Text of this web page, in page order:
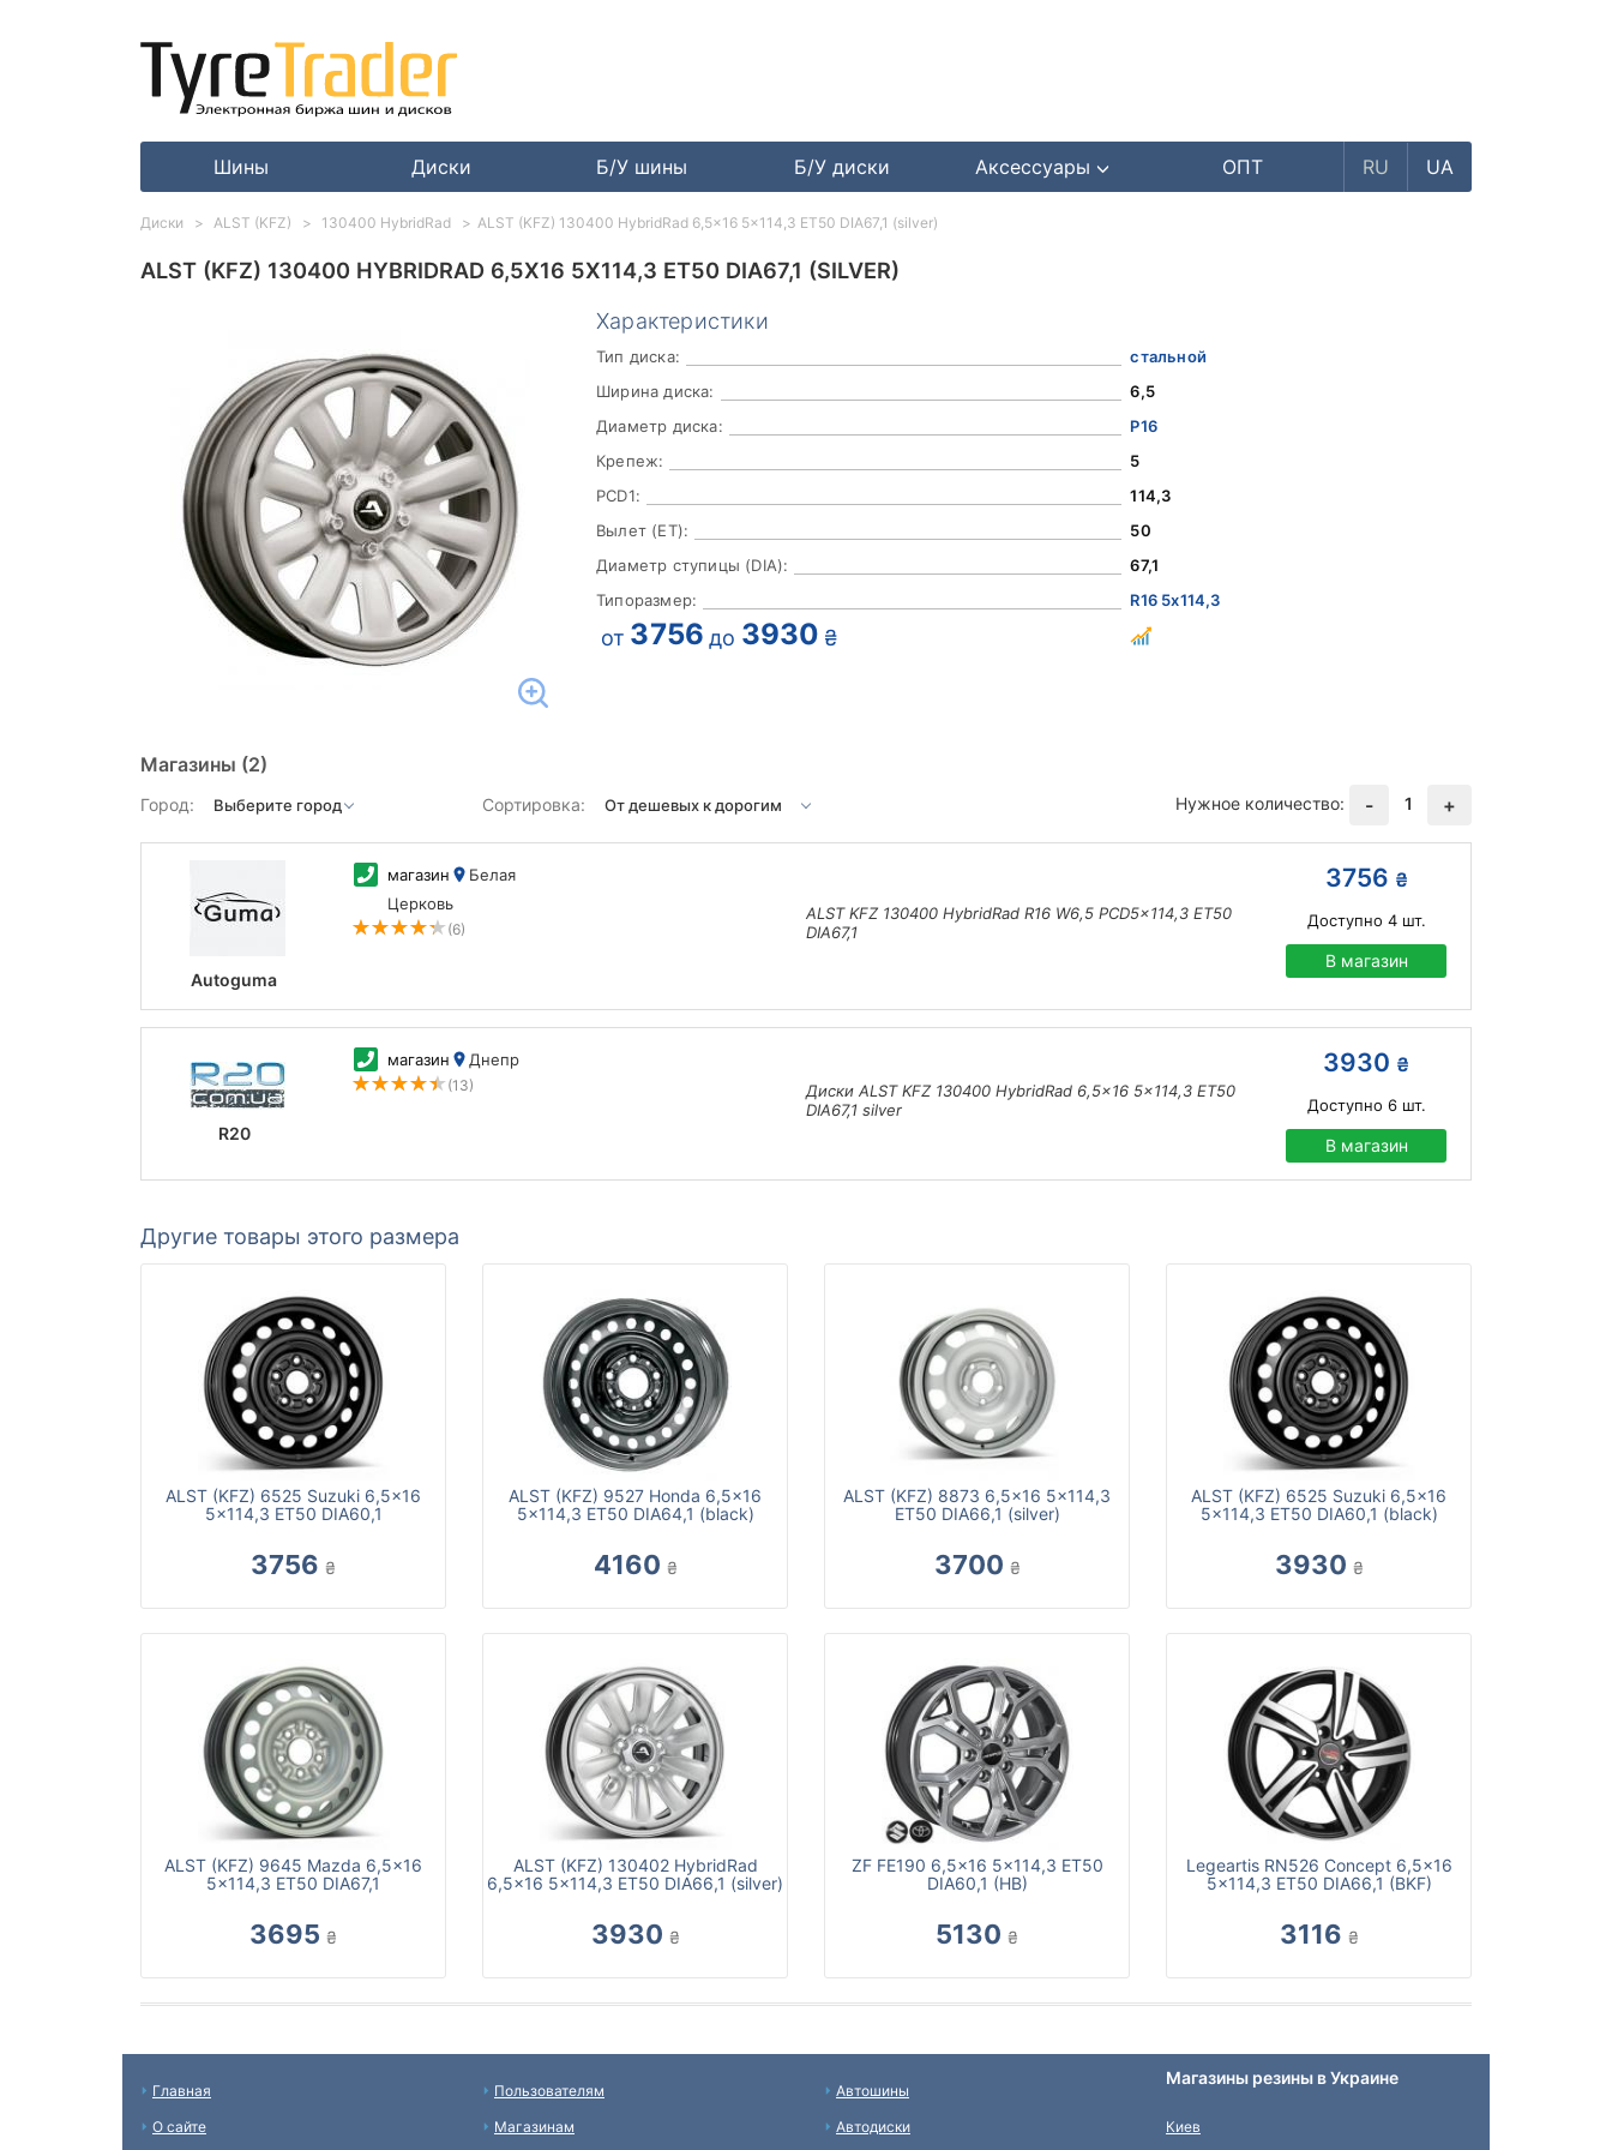
Шины Диски Б/У шины Б/У диски Аксессуары ОПТ RU UA
ALST (KFZ) 130400 HYBRIDRAD 6,5X16 5X114,3 ET50 DIA67,1 (SILVER)
Характеристики
Тип диска:
стальной
Ширина диска:
6,5
Диаметр диска:
Р16
Крепеж:
5
PCD1:
114,3
Вылет (ET):
50
Диаметр ступицы (DIA):
67,1
Типоразмер:
R16 5x114,3
от 3756 до 3930 ₴
Магазины (2)
Город: Сортировка: Нужное количество: - 1 +
Autoguma
магазин
Белая
Церковь
(6)
ALST KFZ 130400 HybridRad R16 W6,5 PCD5x114,3 ET50
DIA67,1
3756 ₴
Доступно 4шт.
В магазин
R20
магазин Днепр
(13)
Диски ALST KFZ 130400 HybridRad 6,5x16 5x114,3 ET50
DIA67,1 silver
3930 ₴
Доступно 6шт.
В магазин
Другие товары этого размера
ALST (KFZ) 6525 Suzuki 6,5x16
5x114,3 ET50 DIA60,1
3756 ₴
ALST (KFZ) 9527 Honda 6,5x16
5x114,3 ET50 DIA64,1 (black)
4160 ₴
ALST (KFZ) 8873 6,5x16 5x114,3
ET50 DIA66,1 (silver)
3700 ₴
ALST (KFZ) 6525 Suzuki 6,5x16
5x114,3 ET50 DIA60,1 (black)
3930 ₴
ALST (KFZ) 9645 Mazda 6,5x16
5x114,3 ET50 DIA67,1
3695 ₴
ALST (KFZ) 130402 HybridRad
6,5x16 5x114,3 ET50 DIA66,1 (silver)
3930 ₴
ZF FE190 6,5x16 5x114,3 ET50
DIA60,1 (HB)
5130 ₴
Legeartis RN526 Concept 6,5x16
5x114,3 ET50 DIA66,1 (BKF)
3116 ₴
Диски ALST (KFZ) 130400 HybridRad ALST (KFZ) 130400 HybridRad 6,5x16 5x114,3 ET50 DIA67,1 (silver)
Главная
О сайте
Пользователям
Магазинам
Автошины
Автодиски
Магазины резины в Украине
Киев